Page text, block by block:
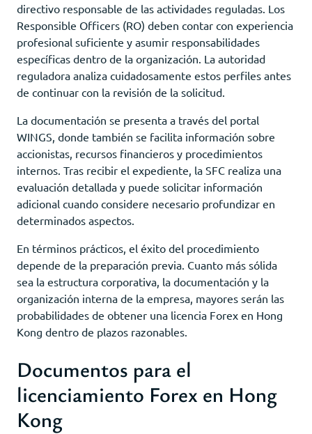
directivo responsable de las actividades reguladas. Los
Responsible Officers (RO) deben contar con experiencia
profesional suficiente y asumir responsabilidades
específicas dentro de la organización. La autoridad
reguladora analiza cuidadosamente estos perfiles antes
de continuar con la revisión de la solicitud.
La documentación se presenta a través del portal
WINGS, donde también se facilita información sobre
accionistas, recursos financieros y procedimientos
internos. Tras recibir el expediente, la SFC realiza una
evaluación detallada y puede solicitar información
adicional cuando considere necesario profundizar en
determinados aspectos.
En términos prácticos, el éxito del procedimiento
depende de la preparación previa. Cuanto más sólida
sea la estructura corporativa, la documentación y la
organización interna de la empresa, mayores serán las
probabilidades de obtener una licencia Forex en Hong
Kong dentro de plazos razonables.
Documentos para el
licenciamiento Forex en Hong
Kong